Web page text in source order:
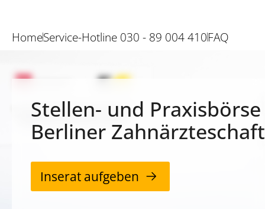
HomeService-Hotline 030 - 89 004 410FAQ
Stellen- und
Berliner Zahnärzteschaft
Inserat aufgeben